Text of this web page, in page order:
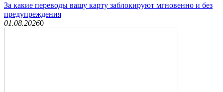
За какие переводы вашу карту заблокируют мгновенно и без
предупреждения
01.08.20260